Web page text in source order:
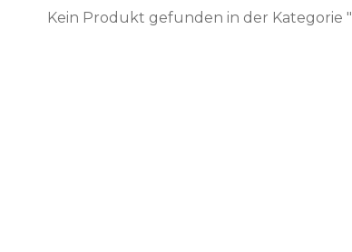
Kein Produkt gefunden in der Kategorie "